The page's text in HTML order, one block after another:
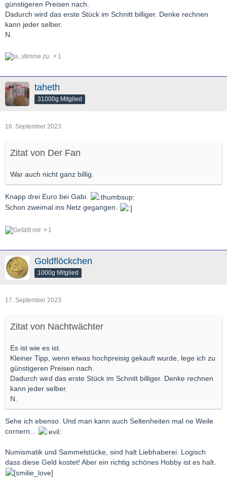
günstigeren Preisen nach.
Dadurch wird das erste Stück im Schnitt billiger. Denke rechnen
kann jeder selber.
N.
1
taheth
31000g Mitglied
16. September 2023
Zitat von Der Fan
War auch nicht ganz billig.
Knapp drei Euro bei Gabi.
Schon zweimal ins Netz gegangen.
1
Goldflöckchen
1000g Mitglied
17. September 2023
Zitat von Nachtwächter
Es ist wie es ist.
Kleiner Tipp, wenn etwas hochpreisig gekauft wurde, lege ich zu
günstigeren Preisen nach.
Dadurch wird das erste Stück im Schnitt billiger. Denke rechnen
kann jeder selber.
N.
Sehe ich ebenso. Und man kann auch Seltenheiten mal ne Weile
cornern...
Numismatik und Sammelstücke, sind halt Liebhaberei. Logisch
dass diese Geld kostet! Aber ein richtig schönes Hobby ist es halt.